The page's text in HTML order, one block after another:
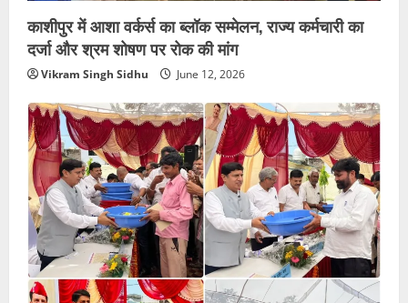
काशीपुर में आशा वर्कर्स का ब्लॉक सम्मेलन, राज्य कर्मचारी का
दर्जा और श्रम शोषण पर रोक की मांग
Vikram Singh Sidhu June 12, 2026